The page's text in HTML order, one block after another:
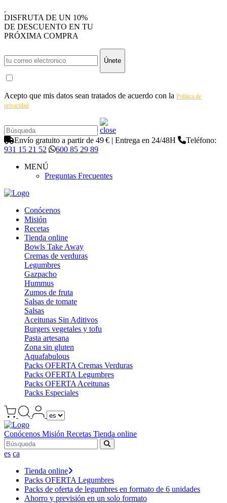
DISFRUTA DE UN 10%
DE DESCUENTO EN TU
PRÓXIMA COMPRA
Únete
Acepto que mis datos sean tratados de acuerdo con la Política de
privacidad
Envío gratuito a partir de 49 € | Entrega en 24/48H
Teléfono:
931 15 21 52
600 85 29 89
MENÚ
Preguntas Frecuentes
Conócenos
Misión
Recetas
Tienda online
Bowls Take Away
Cremas de verduras
Legumbres
Gazpacho
Hummus
Zumos de fruta
Salsas de tomate
Salsas
Aceitunas Sin Aditivos
Burgers vegetales y tofu
Pasta artesana
Zona sin gluten
Aquafabulous
Packs OFERTA Cremas Verduras
Packs OFERTA Legumbres
Packs OFERTA Aceitunas
Packs Especiales
Conócenos Misión Recetas Tienda online
es ca
Tienda online
Packs OFERTA Legumbres
Packs de oferta de legumbres en formato de 6 unidades
Ahorro y previsión en un solo formato